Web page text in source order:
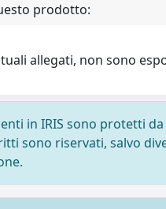
prodotto:
allegati, non sono
in IRIS sono protetti
sono riservati, salvo